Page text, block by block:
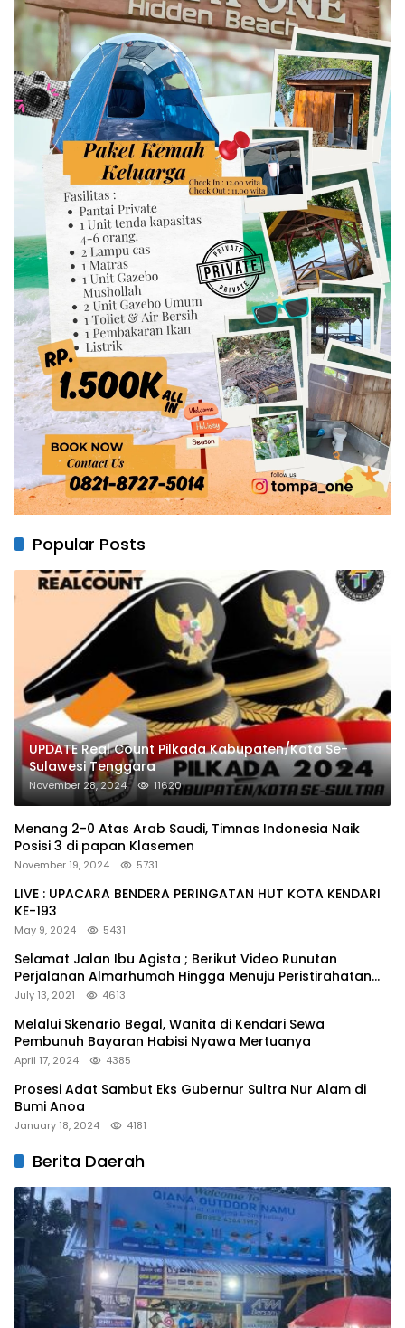
Popular Posts
UPDATE Real Count Pilkada Kabupaten/Kota Se-
Sulawesi Tenggara
November 28, 2024 11620
Menang 2-0 Atas Arab Saudi, Timnas Indonesia Naik
Posisi 3 di papan Klasemen
November 19, 2024 5731
LIVE : UPACARA BENDERA PERINGATAN HUT KOTA KENDARI
KE-193
May 9, 2024 5431
Selamat Jalan Ibu Agista ; Berikut Video Runutan
Perjalanan Almarhumah Hingga Menuju Peristirahatan
Terakhir
July 13, 2021 4613
Melalui Skenario Begal, Wanita di Kendari Sewa
Pembunuh Bayaran Habisi Nyawa Mertuanya
April 17, 2024 4385
Prosesi Adat Sambut Eks Gubernur Sultra Nur Alam di
Bumi Anoa
January 18, 2024 4181
Berita Daerah